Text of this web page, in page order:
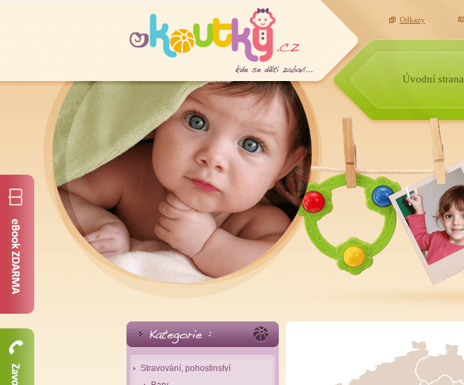
Odkazy
Úvodní strana
Stravování, pohostinství